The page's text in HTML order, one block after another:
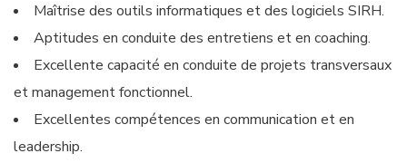
Maîtrise des outils informatiques et des logiciels SIRH.
Aptitudes en conduite des entretiens et en coaching.
Excellente capacité en conduite de projets transversaux
et management fonctionnel.
Excellentes compétences en communication et en
leadership.